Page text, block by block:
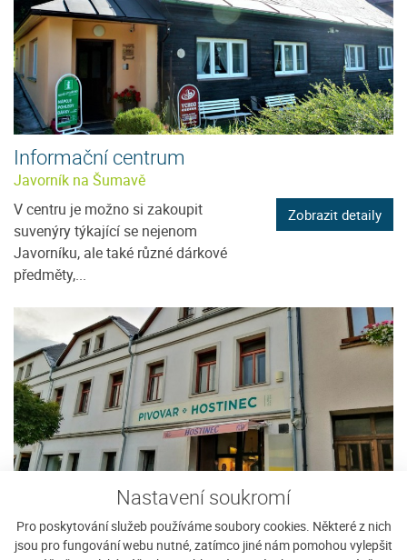
Nastavení soukromí
Pro poskytování služeb používáme soubory cookies. Některé z nich
jsou pro fungování webu nutné, zatímco jiné nám pomohou vylepšit
Informační centrum
Javorník na Šumavě
V centru je možno si zakoupit
suvenýry týkající se nejenom
Javorníku, ale také různé dárkové
předměty,...
Zobrazit detaily
Pivovar Kašperské Hory
Kašperské hory